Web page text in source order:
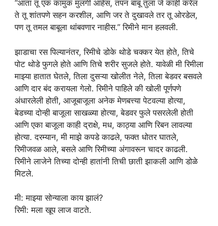
“आता तू एक कामुक मुलगी आहेस, तपन बाबू तुला जे काही करेल
ते तू शांतपणे सहन करशील, आणि जर ते दुखावले तर तू ओरडेल,
पण तू तमल बाबूला थांबवणार नाहीस.” रिमीने मान हलवली.
झाडाचा रस पिल्यानंतर, रिमीचे डोके थोडे चक्कर येत होते, तिचे
पोट थोडे फुगले होते आणि तिचे शरीर सुजले होते. यावेळी मी रिमीला
माझ्या हातात घेतले, तिला दुसऱ्या खोलीत नेले, तिला बेडवर बसवले
आणि दार बंद करायला गेलो. रिमीने पाहिले की खोली पूर्णपणे
अंधारलेली होती, आजूबाजूला अनेक मेणबत्त्या पेटवल्या होत्या,
बेडच्या दोन्ही बाजूला साखळ्या होत्या, बेडवर फुले पसरलेली होती
आणि एका बाजूला काही द्राक्षे, मध, काठ्या आणि रिबन लावल्या
होत्या. दरम्यान, मी माझे कपडे काढले, फक्त धोतर घातले,
रिमीजवळ आले, बसले आणि रिमीच्या अंगावरून चादर काढली.
रिमीने लाजेने तिच्या दोन्ही हातांनी तिची छाती झाकली आणि डोळे
मिटले.
मी: माझ्या सोन्याला काय झालं?
रिमी: मला खूप लाज वाटते.